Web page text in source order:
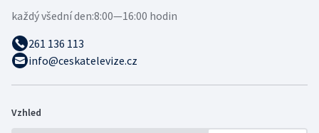
každý všední den:8:00—16:00 hodin
261 136 113
info@ceskatelevize.cz
Vzhled